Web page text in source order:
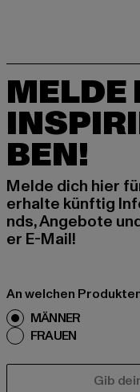
MELDE
BEN!
Melde dich hier
erhalte künftig
nds, Angebote
er E-Mail!
An welchen
MÄNNER
FRAUEN